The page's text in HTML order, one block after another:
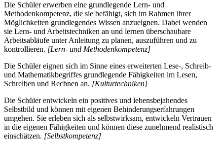
Die Schüler erwerben eine grundlegende Lern- und
Methodenkompetenz, die sie befähigt, sich im Rahmen ihrer
Möglichkeiten grundlegendes Wissen anzueignen. Dabei wenden
sie Lern- und Arbeitstechniken an und lernen überschaubare
Arbeitsabläufe unter Anleitung zu planen, auszuführen und zu
kontrollieren. [Lern- und Methodenkompetenz]
Die Schüler eignen sich im Sinne eines erweiterten Lese-, Schreib-
und Mathematikbegriffes grundlegende Fähigkeiten im Lesen,
Schreiben und Rechnen an. [Kulturtechniken]
Die Schüler entwickeln ein positives und lebensbejahendes
Selbstbild und können mit eigenen Behinderungserfahrungen
umgehen. Sie erleben sich als selbstwirksam, entwickeln Vertrauen
in die eigenen Fähigkeiten und können diese zunehmend realistisch
einschätzen. [Selbstkompetenz]